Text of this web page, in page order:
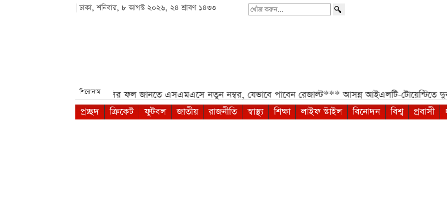
| ঢাকা, শনিবার, ৮ আগস্ট ২০২৬, ২৪ শ্রাবণ ১৪৩৩
খোঁজ
শিরোনাম
এসএসসির ফল জানতে এসএমএসে নতুন নম্বর, যেভাবে পাবেন রেজাল্ট*** আসন্ন আইএলটি-টোয়েন্টিতে দুবাই
প্রচ্ছদ
ক্রিকেট ফুটবল জাতীয় রাজনীতি স্বাস্থ্য শিক্ষা লাইফ স্টাইল বিনোদন বিশ্ব প্রবাসী